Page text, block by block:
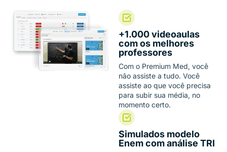
+1.000 videoaulas
com os melhores
professores
Com o Premium Med, você
não assiste a tudo. Você
assiste ao que você precisa
para subir sua média, no
momento certo.
Simulados modelo
Enem com análise TRI